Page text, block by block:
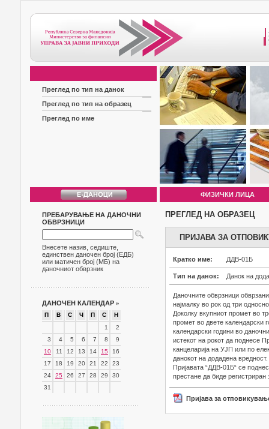
Преглед по тип на данок
Преглед по тип на образец
Преглед по име
ФИЗИЧКИ ЛИЦА
ПРЕБАРУВАЊЕ НА ДАНОЧНИ
ОБВРЗНИЦИ
Внесете назив, седиште,
единствен даночен број (ЕДБ)
или матичен број (МБ) на
даночниот обврзник
ДАНОЧЕН КАЛЕНДАР »
П В С Ч П С
Н
1
2
3
4 5 6 7 8
9
10
11 12 13 14 15
16
17
18 19 20 21 22
23
24
25 26 27 28 29
30
31
ПРЕГЛЕД НА ОБРАЗЕЦ
ПРИЈАВА ЗА
Кратко име: ДДВ-01Б
Тип на данок: Данок на
Даночните обврзници
најмалку во рок од три
Доколку вкупниот промет во
промет во двете календарски
календарски години во
истекот на рокот да поднесе
канцеларија на УЈП или по
данокот на додадена вредност.
Пријавата “ДДВ-01Б“ се
престане да биде
Пријава за